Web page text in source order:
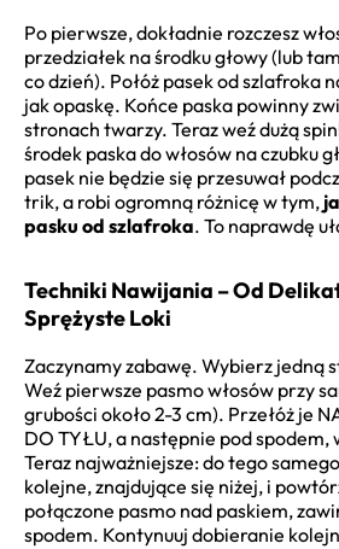
Po pierwsze, dokładnie rozczesz
przedziałek na środku głowy (lub
co dzień). Połóż pasek od szlafroka
jak opaskę. Końce paska powinny
stronach twarzy. Teraz weź dużą
środek paska do włosów na czubku
pasek nie będzie się przesuwał
trik, a robi ogromną różnicę w tym,
pasku od szlafroka. To naprawdę
Techniki Nawijania – Od
Sprężyste Loki
Zaczynamy zabawę. Wybierz jedną
Weź pierwsze pasmo włosów przy
grubości około 2-3 cm). Przełóż je
DO TYŁU, a następnie pod spodem,
Teraz najważniejsze: do tego
kolejne, znajdujące się niżej, i
połączone pasmo nad paskiem,
spodem. Kontynuuj dobieranie